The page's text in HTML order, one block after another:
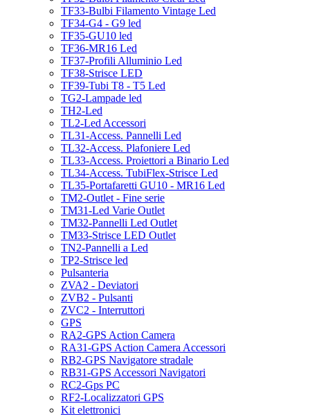
TF33-Bulbi Filamento Vintage Led
TF34-G4 - G9 led
TF35-GU10 led
TF36-MR16 Led
TF37-Profili Alluminio Led
TF38-Strisce LED
TF39-Tubi T8 - T5 Led
TG2-Lampade led
TH2-Led
TL2-Led Accessori
TL31-Access. Pannelli Led
TL32-Access. Plafoniere Led
TL33-Access. Proiettori a Binario Led
TL34-Access. TubiFlex-Strisce Led
TL35-Portafaretti GU10 - MR16 Led
TM2-Outlet - Fine serie
TM31-Led Varie Outlet
TM32-Pannelli Led Outlet
TM33-Strisce LED Outlet
TN2-Pannelli a Led
TP2-Strisce led
Pulsanteria
ZVA2 - Deviatori
ZVB2 - Pulsanti
ZVC2 - Interruttori
GPS
RA2-GPS Action Camera
RA31-GPS Action Camera Accessori
RB2-GPS Navigatore stradale
RB31-GPS Accessori Navigatori
RC2-Gps PC
RF2-Localizzatori GPS
Kit elettronici